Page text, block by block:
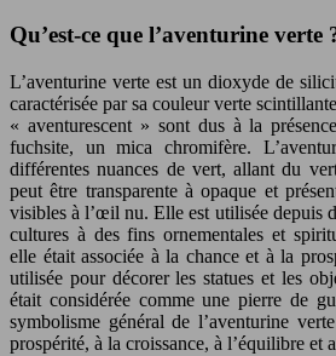
Qu’est-ce que l’aventurine verte
L’aventurine verte est un dioxyde de
caractérisée par sa couleur verte
« aventurescent » sont dus à la
fuchsite, un mica chromifère.
différentes nuances de vert, allant du
peut être transparente à opaque et
visibles à l’œil nu. Elle est utilisée depuis
cultures à des fins ornementales et
elle était associée à la chance et à la
utilisée pour décorer les statues et les
était considérée comme une pierre de
symbolisme général de l’aventurine
prospérité, à la croissance, à l’équilibre et